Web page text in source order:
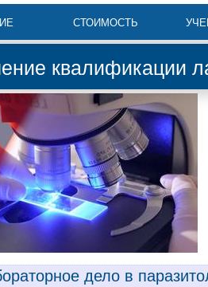
СТОИМОСТЬ
квалификации
дело в